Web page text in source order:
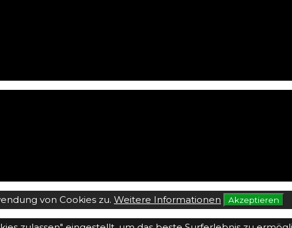
von Cookies zu. Weitere Informationen Akzeptieren